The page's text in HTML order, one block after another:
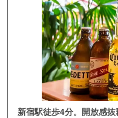
新宿駅徒歩4分。開放感抜